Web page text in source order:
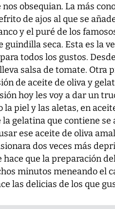
obsequian. La más
de ajos al que se
y el puré de los
seca. Esta es la
todos los gustos.
salsa de tomate. Otra
de aceite de oliva y
hoy les voy a dar un
la piel y las aletas, en
gelatina que contiene se
ese aceite de oliva
dos veces más
que la preparación
minutos meneando el
las delicias de los que